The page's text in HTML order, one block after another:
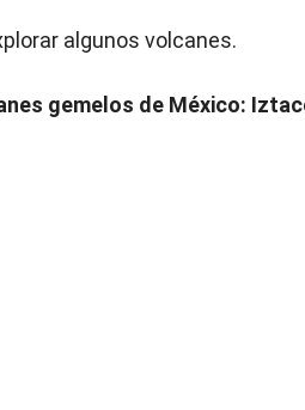
algunos volcanes.
gemelos de México: